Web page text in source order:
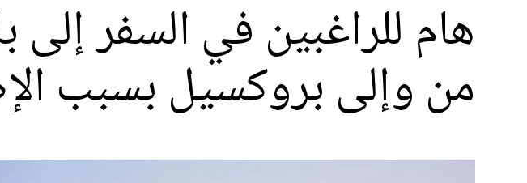
هام للراغبين في السفر إلى
من وإلى بروكسيل بسبب